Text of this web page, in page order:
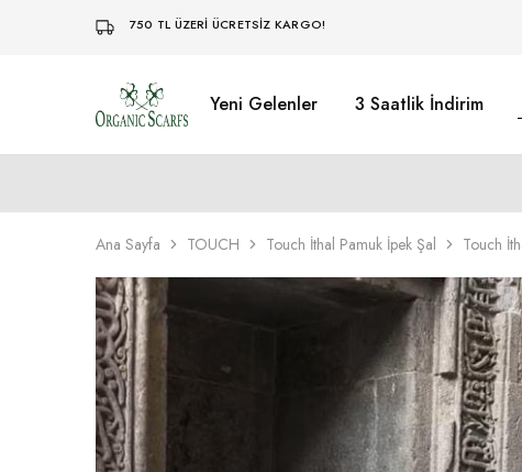
750 TL ÜZERİ ÜCRETSİZ KARGO!
Organikscarf Yeni Gelenler 3 Saatlik İndirim
Ana Sayfa TOUCH Touch İthal Pamuk İpek Şal Touch